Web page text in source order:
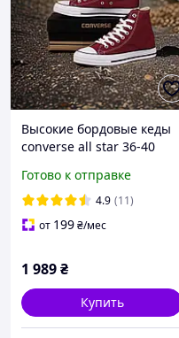
Высокие бордовые кеды
converse all star 36-40
Готово к отправке
4.9 (11)
от 199₴/мес
1 989₴
Купить